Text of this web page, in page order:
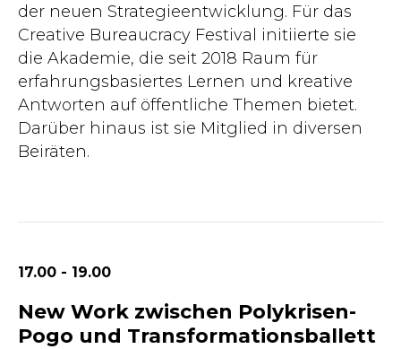
der neuen Strategieentwicklung. Für das
Creative Bureaucracy Festival initiierte sie
die Akademie, die seit 2018 Raum für
erfahrungsbasiertes Lernen und kreative
Antworten auf öffentliche Themen bietet.
Darüber hinaus ist sie Mitglied in diversen
Beiräten.
17.00 - 19.00
New Work zwischen Polykrisen-
Pogo und Transformationsballett